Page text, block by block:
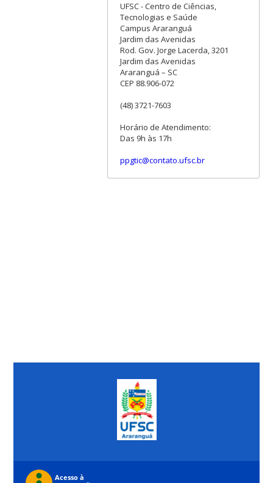
UFSC - Centro de Ciências,
Tecnologias e Saúde
Campus Araranguá
Jardim das Avenidas
Rod. Gov. Jorge Lacerda, 3201
Jardim das Avenidas
Araranguá – SC
CEP 88.906-072
(48) 3721-7603
Horário de Atendimento:
Das 9h às 17h
ppgtic@contato.ufsc.br